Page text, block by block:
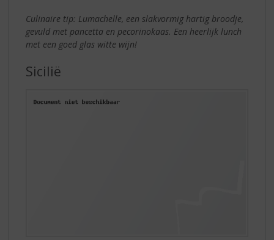
Culinaire tip: Lumachelle, een slakvormig hartig broodje,
gevuld met pancetta en pecorinokaas. Een heerlijk lunch
met een goed glas witte wijn!
Sicilië